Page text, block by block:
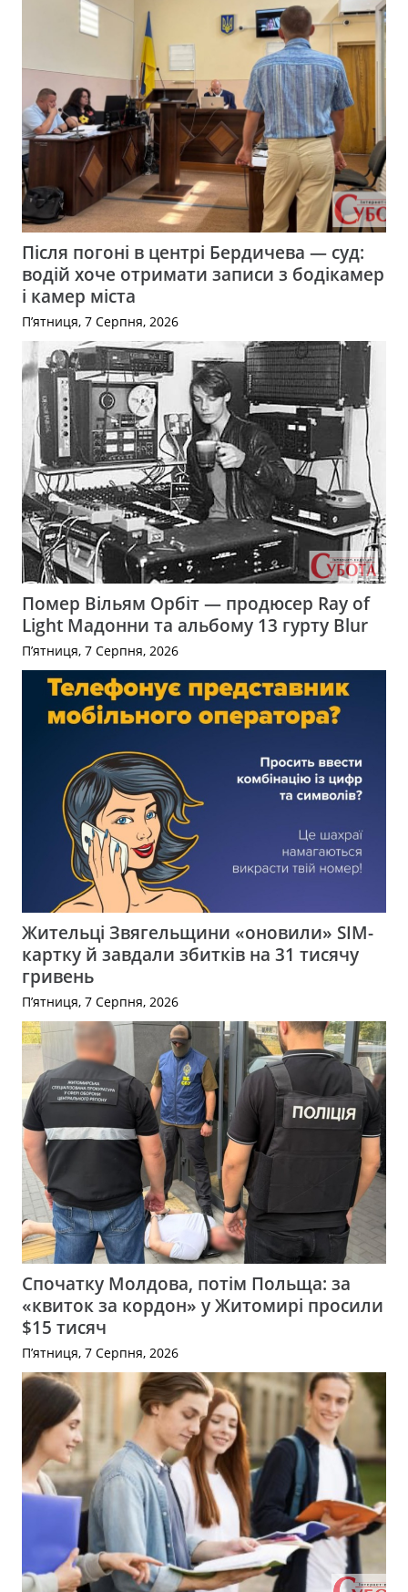
Після погоні в центрі Бердичева — суд:
водій хоче отримати записи з бодікамер
і камер міста
П’ятниця, 7 Серпня, 2026
Помер Вільям Орбіт — продюсер Ray of
Light Мадонни та альбому 13 гурту Blur
П’ятниця, 7 Серпня, 2026
Жительці Звягельщини «оновили» SIM-
картку й завдали збитків на 31 тисячу
гривень
П’ятниця, 7 Серпня, 2026
Спочатку Молдова, потім Польща: за
«квиток за кордон» у Житомирі просили
$15 тисяч
П’ятниця, 7 Серпня, 2026